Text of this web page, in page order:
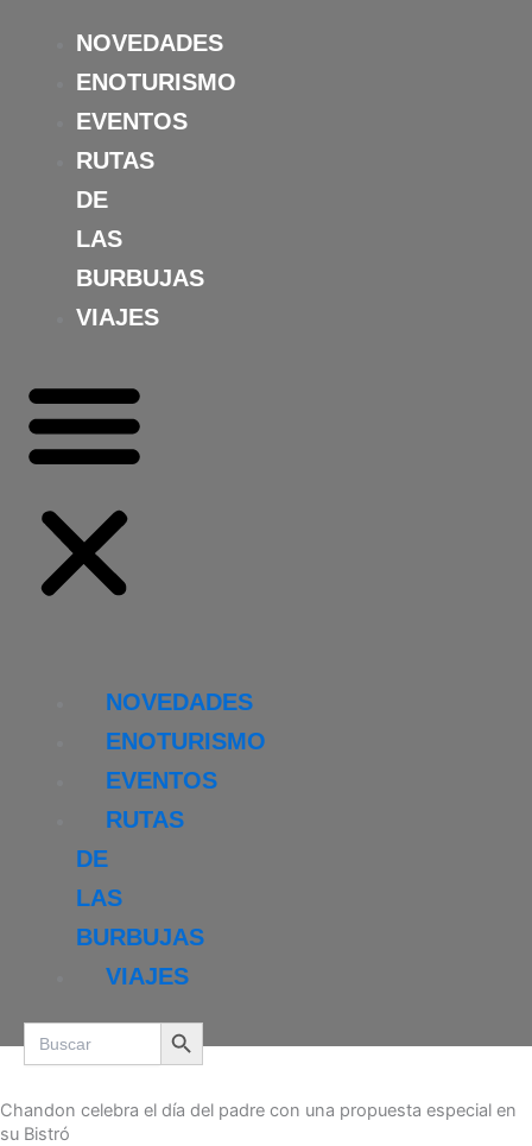
contenido
NOVEDADES
ENOTURISMO
EVENTOS
RUTAS
DE
LAS
BURBUJAS
VIAJES
NOVEDADES
ENOTURISMO
EVENTOS
RUTAS
DE
LAS
BURBUJAS
VIAJES
Search
for:
Search Button
Chandon celebra el día del padre con una propuesta especial en
su Bistró